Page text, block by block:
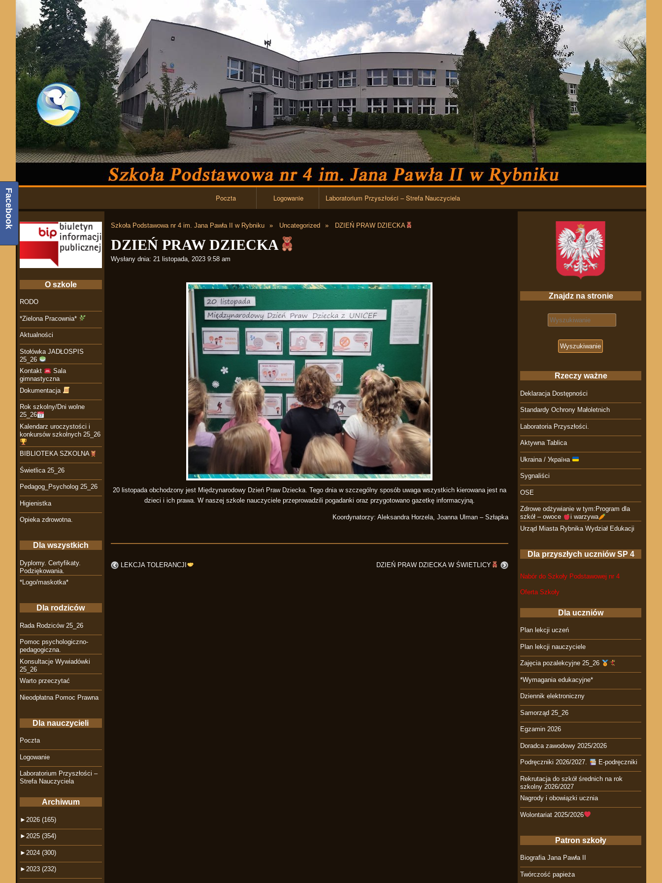
Przejdź do zawartości
Poczta Logowanie Laboratorium Przyszłości – Strefa Nauczyciela
Szkoła Podstawowa nr 4 im. Jana Pawła II w Rybniku Uncategorized DZIEŃ PRAW DZIECKA
DZIEŃ PRAW DZIECKA
Wysłany dnia: 21 listopada, 2023 9:58 am
20 listopada obchodzony jest Międzynarodowy Dzień Praw Dziecka. Tego dnia w szczególny sposób uwaga wszystkich kierowana jest na
dzieci i ich prawa. W naszej szkole nauczyciele przeprowadzili pogadanki oraz przygotowano gazetkę informacyjną.
Koordynatorzy: Aleksandra Horzela, Joanna Ulman – Szłapka
LEKCJA TOLERANCJI DZIEŃ PRAW DZIECKA W ŚWIETLICY
Znajdz na stronie
Search for:
Rzeczy ważne
Deklaracja Dostępności
Standardy Ochrony Małoletnich
Laboratoria Przyszłości.
Aktywna Tablica
Ukraina / Україна
Sygnaliści
OSE
Zdrowe odżywianie w tym:Program dla
szkół – owoce
i warzywa
Urząd Miasta Rybnika Wydział Edukacji
Dla przyszłych uczniów SP 4
Nabór do Szkoły Podstawowej nr 4
Oferta Szkoły
Dla uczniów
Plan lekcji uczeń
Plan lekcji nauczyciele
Zajęcia pozalekcyjne 25_26
*Wymagania edukacyjne*
Dziennik elektroniczny
Samorząd 25_26
Egzamin 2026
Doradca zawodowy 2025/2026
Podręczniki 2026/2027. E-podręczniki
Rekrutacja do szkół średnich na rok
szkolny 2026/2027
Nagrody i obowiązki ucznia
Wolontariat 2025/2026
Patron szkoły
Biografia Jana Pawła II
Twórczość papieża
O szkole
RODO
*Zielona Pracownia*
Aktualności
Stołówka JADŁOSPIS
25_26
Kontakt
Sala
gimnastyczna
Dokumentacja
Rok szkolny/Dni wolne
25_26
Kalendarz uroczystości i
konkursów szkolnych 25_26
BIBLIOTEKA SZKOLNA
Świetlica 25_26
Pedagog_Psycholog 25_26
Higienistka
Opieka zdrowotna.
Dla wszystkich
Dyplomy. Certyfikaty.
Podziękowania.
*Logo/maskotka*
Dla rodziców
Rada Rodziców 25_26
Pomoc psychologiczno-
pedagogiczna.
Konsultacje Wywiadówki
25_26
Warto przeczytać
Nieodpłatna Pomoc Prawna
Dla nauczycieli
Poczta
Logowanie
Laboratorium Przyszłości –
Strefa Nauczyciela
Archiwum
► 2026 (165)
► 2025 (354)
► 2024 (300)
► 2023 (232)
Facebook